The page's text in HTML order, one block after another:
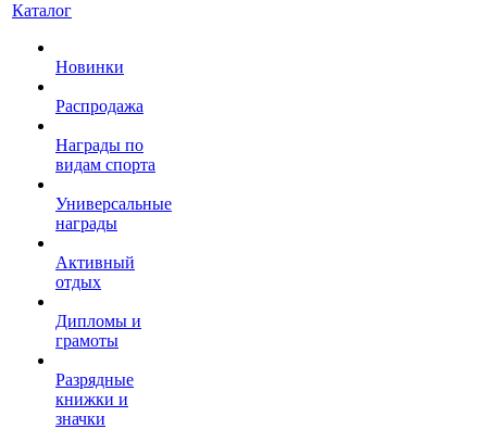
Каталог
Новинки
Распродажа
Награды по
видам спорта
Универсальные
награды
Активный
отдых
Дипломы и
грамоты
Разрядные
книжки и
значки